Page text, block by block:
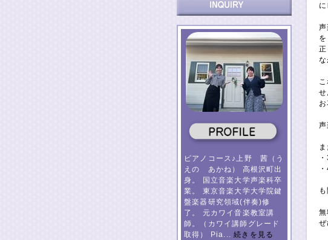
ピアノコース♪上野 茜（う
えの あかね） 高根沢町出
身。 国立音楽大学声楽科卒
業。 東京音楽大学大学院鍵
盤楽器研究領域(伴奏)修
了。 元カワイ音楽教室講
師。（カワイ講師グレード
取得） Pia...続きを見る
な
せ
ま